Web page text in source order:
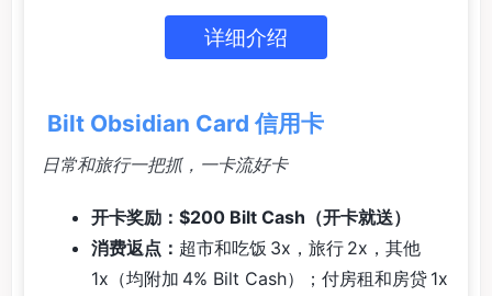
详细介绍
Bilt Obsidian Card 信用卡
日常和旅行一把抓，一卡流好卡
开卡奖励：$200 Bilt Cash（开卡就送）
消费返点： 超市和吃饭 3x，旅行 2x，其他
1x（均附加 4% Bilt Cash）；付房租和房贷 1x